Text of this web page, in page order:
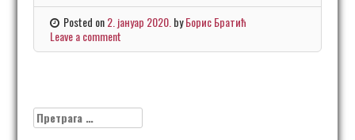
Posted on2. јануар 2020. byБорис Братић
Leave a comment
Претрага
за: